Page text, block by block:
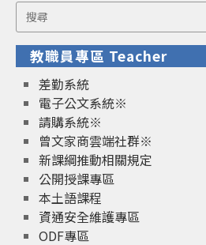
Search
for:
教職員專區 Teacher
差勤系統
電子公文系統※
請購系統※
曾文家商雲端社群※
新課綱推動相關規定
公開授課專區
本土語課程
資通安全維護專區
ODF專區